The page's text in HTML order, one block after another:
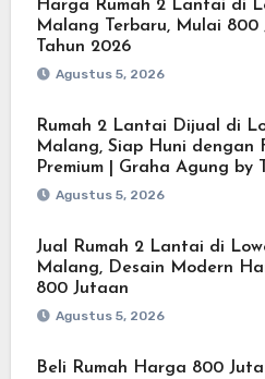
Harga Rumah 2 Lantai di
Malang Terbaru, Mulai 800
Tahun 2026
Agustus 5, 2026
Rumah 2 Lantai Dijual di
Malang, Siap Huni dengan
Premium | Graha Agung by
Agustus 5, 2026
Jual Rumah 2 Lantai di
Malang, Desain Modern
800 Jutaan
Agustus 5, 2026
Beli Rumah Harga 800